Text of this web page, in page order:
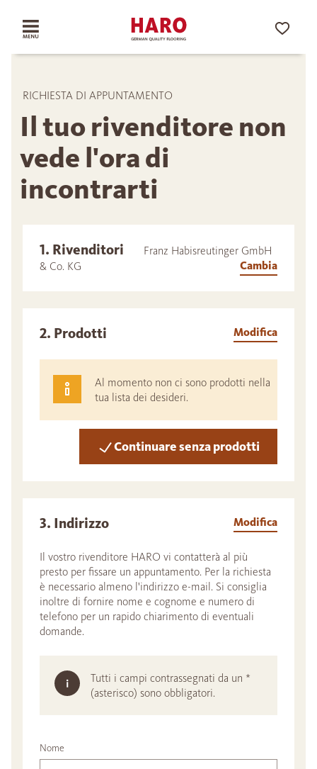
RICHIESTA DI APPUNTAMENTO
Il tuo rivenditore non
vede l'ora di
incontrarti
1. Rivenditori
Franz Habisreutinger GmbH
& Co. KG
Cambia
2. Prodotti Modifica
Al momento non ci sono prodotti nella
tua lista dei desideri.
Continuare senza prodotti
3. Indirizzo Modifica
Il vostro rivenditore HARO vi contatterà al più
presto per fissare un appuntamento. Per la richiesta
è necessario almeno l'indirizzo e-mail. Si consiglia
inoltre di fornire nome e cognome e numero di
telefono per un rapido chiarimento di eventuali
domande.
Tutti i campi contrassegnati da un *
(asterisco) sono obbligatori.
Nome